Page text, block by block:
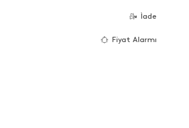
İade
Fiyat Alarmı